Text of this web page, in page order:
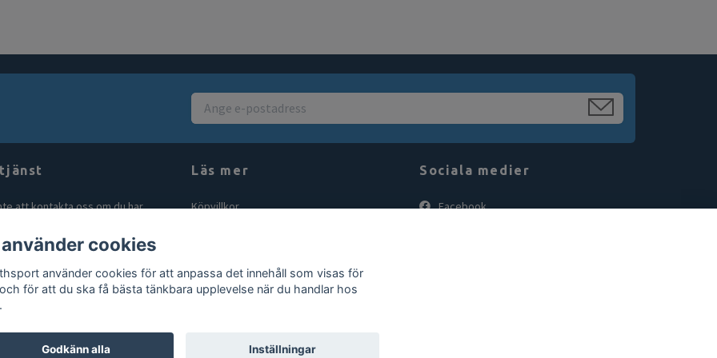
att kontakta oss om du har
vi kan! Maila oss på
Läs mer
Köpvillkor
Gör en retur
Sociala medier
Facebook
cookies
använder cookies för att anpassa det innehåll som visas för
för att du ska få bästa tänkbara upplevelse när du handlar hos
Godkänn alla Inställningar